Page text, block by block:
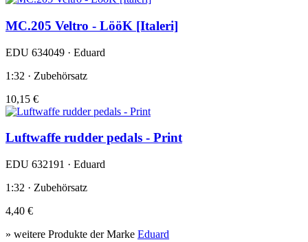
MC.205 Veltro - LööK [Italeri]
EDU 634049 · Eduard
1:32 · Zubehörsatz
10,15 €
Luftwaffe rudder pedals - Print
EDU 632191 · Eduard
1:32 · Zubehörsatz
4,40 €
» weitere Produkte der Marke Eduard